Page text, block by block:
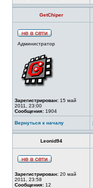
GetChiper
Администратор
Зарегистрирован: 15 май
2011, 23:00
Сообщения: 1904
Вернуться к началу
Leonid94
Зарегистрирован: 20 май
2011, 23:58
Сообщения: 12